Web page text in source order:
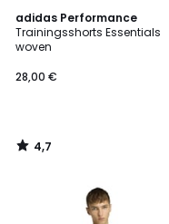
adidas Performance
Trainingsshorts Essentials
woven
€.
28,00 €
4,7
/ 5
4,7
/